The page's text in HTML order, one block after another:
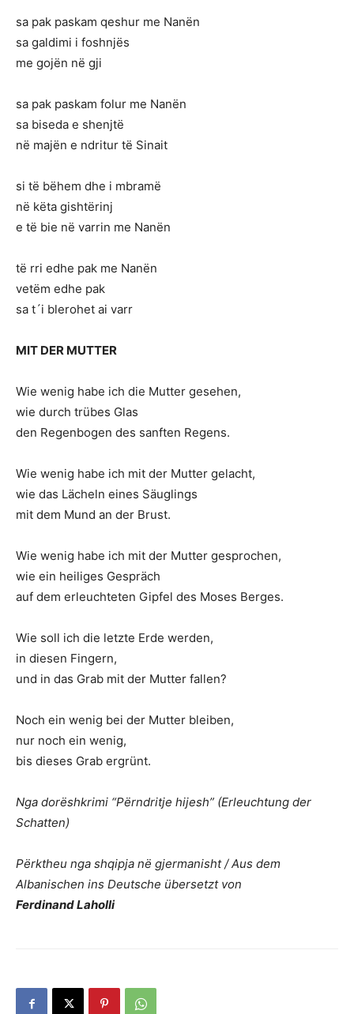
sa pak paskam qeshur me Nanën
sa galdimi i foshnjës
me gojën në gji
sa pak paskam folur me Nanën
sa biseda e shenjtë
në majën e ndritur të Sinait
si të bëhem dhe i mbramë
në këta gishtërinj
e të bie në varrin me Nanën
të rri edhe pak me Nanën
vetëm edhe pak
sa t´i blerohet ai varr
MIT DER MUTTER
Wie wenig habe ich die Mutter gesehen,
wie durch trübes Glas
den Regenbogen des sanften Regens.
Wie wenig habe ich mit der Mutter gelacht,
wie das Lächeln eines Säuglings
mit dem Mund an der Brust.
Wie wenig habe ich mit der Mutter gesprochen,
wie ein heiliges Gespräch
auf dem erleuchteten Gipfel des Moses Berges.
Wie soll ich die letzte Erde werden,
in diesen Fingern,
und in das Grab mit der Mutter fallen?
Noch ein wenig bei der Mutter bleiben,
nur noch ein wenig,
bis dieses Grab ergrünt.
Nga dorëshkrimi “Përndritje hijesh” (Erleuchtung der
Schatten)
Përktheu nga shqipja në gjermanisht / Aus dem
Albanischen ins Deutsche übersetzt von
Ferdinand Laholli